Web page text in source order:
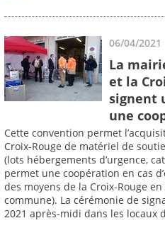
06/04/2021
La
et la
signent
une
Cette convention permet
Croix-Rouge de matériel de
(lots hébergements d’urgence,
permet une coopération en cas
des moyens de la Croix-Rouge
commune). La cérémonie de
2021 après-midi dans les locaux